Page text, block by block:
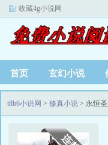
收藏4g小说网
首页 玄幻小说
t8b6小说网 > 修真小说 > 永恒